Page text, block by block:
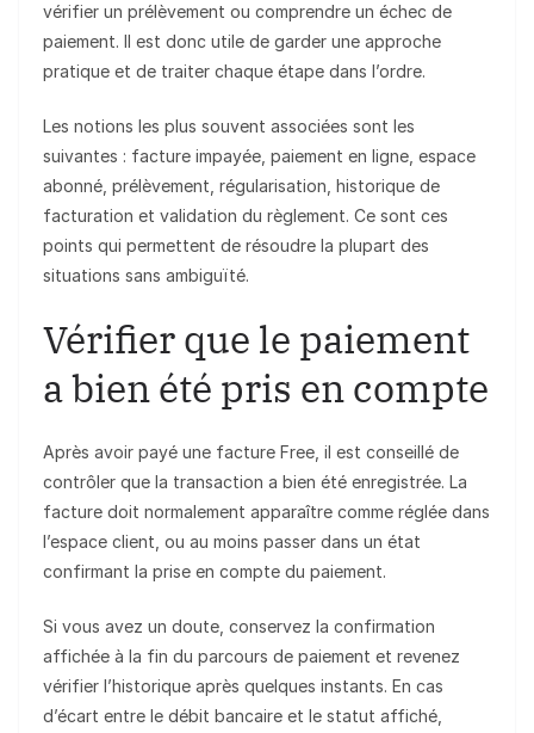
vérifier un prélèvement ou comprendre un échec de
paiement. Il est donc utile de garder une approche
pratique et de traiter chaque étape dans l’ordre.
Les notions les plus souvent associées sont les
suivantes : facture impayée, paiement en ligne, espace
abonné, prélèvement, régularisation, historique de
facturation et validation du règlement. Ce sont ces
points qui permettent de résoudre la plupart des
situations sans ambiguïté.
Vérifier que le paiement
a bien été pris en compte
Après avoir payé une facture Free, il est conseillé de
contrôler que la transaction a bien été enregistrée. La
facture doit normalement apparaître comme réglée dans
l’espace client, ou au moins passer dans un état
confirmant la prise en compte du paiement.
Si vous avez un doute, conservez la confirmation
affichée à la fin du parcours de paiement et revenez
vérifier l’historique après quelques instants. En cas
d’écart entre le débit bancaire et le statut affiché,